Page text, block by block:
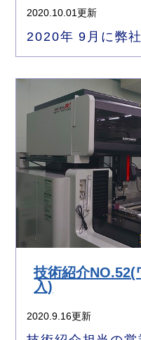
2020.10.01更新
2020年 9月に弊
技術紹介NO.52(
入)
2020.9.16更新